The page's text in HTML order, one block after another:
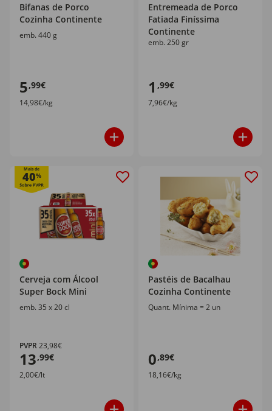
Bifanas de Porco
Cozinha Continente
emb. 440 g
5,99€
14,98€/kg
Entremeada de Porco
Fatiada Finíssima
Continente
emb. 250 gr
1 ,99€
7,96€/kg
Mais de
40%
Cerveja com Álcool
Super Bock Mini
emb. 35 x 20 cl
PVPR23,98€
13,99€
2,00€/lt
Pastéis de Bacalhau
Cozinha Continente
Quant. Mínima = 2 un
0,89€
18,16€/kg